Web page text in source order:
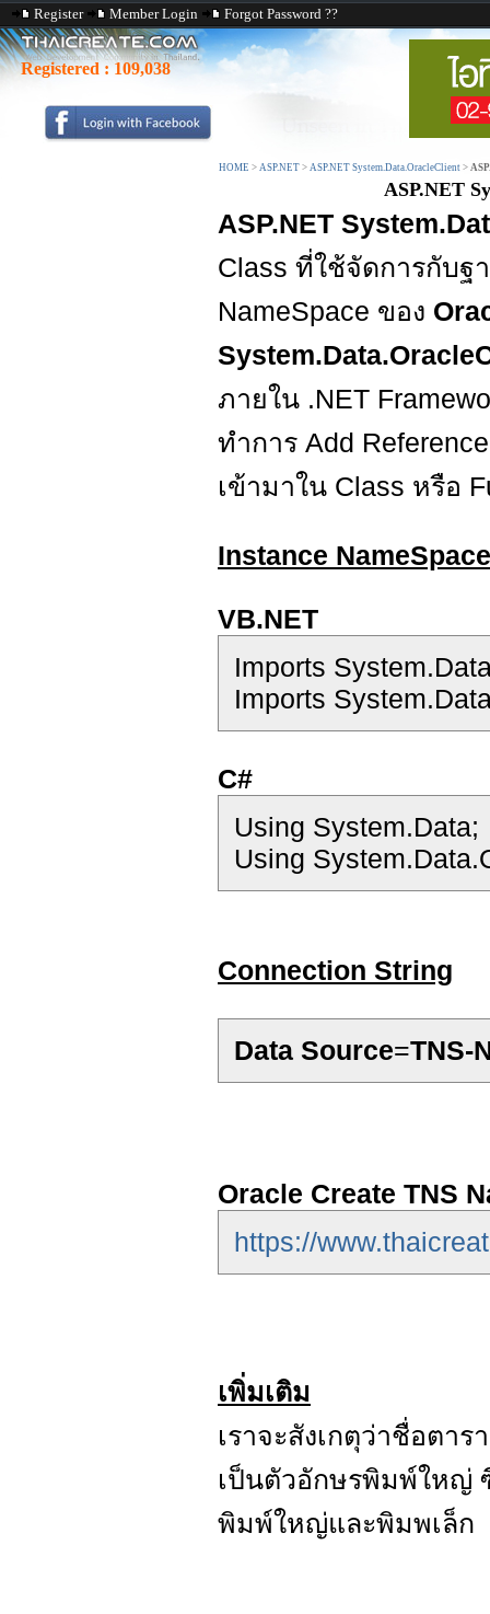
Register Member Login Forgot Password ??
Registered : 109,038
HOME > ASP.NET > ASP.NET System.Data.OracleClient >
ASP.NET
ASP.NET
Class ที่ใช้จัดการกับ
NameSpace ของ
ภายใน .NET
ทำการ Add
เข้ามาใน Class หรือ
Instance NameSpace
VB.NET
Imports
Imports
C#
Using System.Data;
Using
Connection String
Data Source=TNS-
Oracle Create TNS
https://
เพิ่มเติม
เราจะสังเกตุว่าชื่อตา
เป็นตัวอักษรพิมพ์ใหญ่
พิมพ์ใหญ่และพิมพเล็ก